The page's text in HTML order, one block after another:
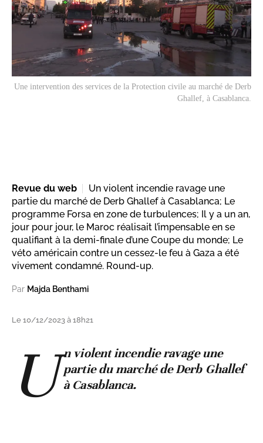
Une intervention des services de la Protection civile au marché de Derb
Ghallef, à Casablanca.
Revue du web
Un violent incendie ravage une
partie du marché de Derb Ghallef à Casablanca; Le
programme Forsa en zone de turbulences; Il y a un an,
jour pour jour, le Maroc réalisait l’impensable en se
qualifiant à la demi-finale d’une Coupe du monde; Le
véto américain contre un cessez-le feu à Gaza a été
vivement condamné. Round-up.
Par Majda Benthami
Le 10/12/2023 à 18h21
U n violent incendie ravage une
partie du marché de Derb Ghallef
à Casablanca.